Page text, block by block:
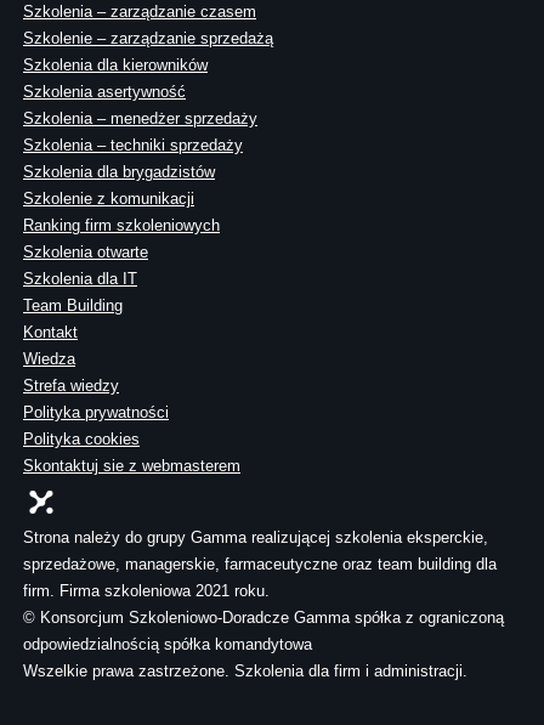
Szkolenia – zarządzanie czasem
Szkolenie – zarządzanie sprzedażą
Szkolenia dla kierowników
Szkolenia asertywność
Szkolenia – menedżer sprzedaży
Szkolenia – techniki sprzedaży
Szkolenia dla brygadzistów
Szkolenie z komunikacji
Ranking firm szkoleniowych
Szkolenia otwarte
Szkolenia dla IT
Team Building
Kontakt
Wiedza
Strefa wiedzy
Polityka prywatności
Polityka cookies
Skontaktuj sie z webmasterem
Strona należy do grupy Gamma realizującej szkolenia eksperckie,
sprzedażowe, managerskie, farmaceutyczne oraz team building dla
firm. Firma szkoleniowa 2021 roku.
© Konsorcjum Szkoleniowo-Doradcze Gamma spółka z ograniczoną
odpowiedzialnością spółka komandytowa
Wszelkie prawa zastrzeżone. Szkolenia dla firm i administracji.